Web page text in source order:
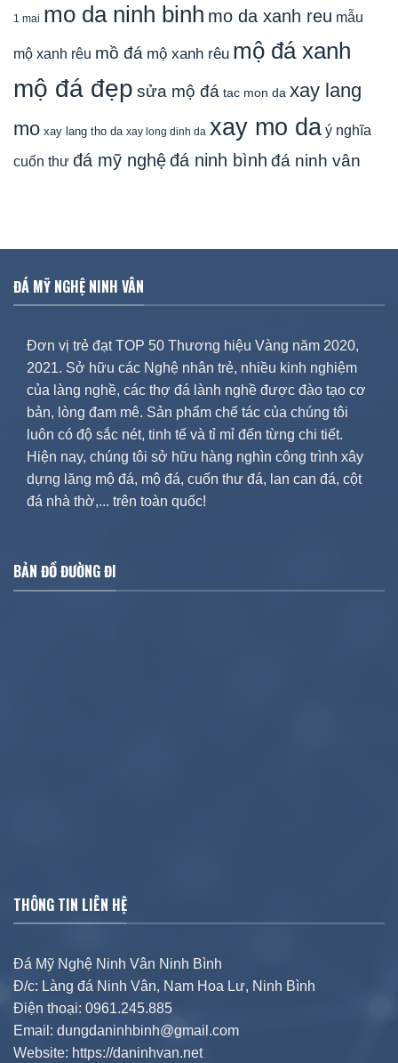
1 mai mo da ninh binh mo da xanh reu mẫu
mộ xanh rêu mồ đá mộ xanh rêu mộ đá xanh
mộ đá đẹp sửa mộ đá tac mon da xay lang
mo xay lang tho da xay long dinh da xay mo da ý nghĩa
cuốn thư đá mỹ nghệđá ninh bình đá ninh vân
ĐÁ MỸ NGHỆ NINH VÂN
Đơn vị trẻ đạt TOP 50 Thương hiệu Vàng năm 2020,
2021. Sở hữu các Nghệ nhân trẻ, nhiều kinh nghiệm
của làng nghề, các thợ đá lành nghề được đào tạo cơ
bản, lòng đam mê. Sản phẩm chế tác của chúng tôi
luôn có độ sắc nét, tinh tế và tỉ mỉ đến từng chi tiết.
Hiện nay, chúng tôi sở hữu hàng nghìn công trình xây
dựng lăng mộ đá, mộ đá, cuốn thư đá, lan can đá, cột
đá nhà thờ,... trên toàn quốc!
BẢN ĐỒ ĐƯỜNG ĐI
THÔNG TIN LIÊN HỆ
Đá Mỹ Nghệ Ninh Vân Ninh Bình
Đ/c: Làng đá Ninh Vân, Nam Hoa Lư, Ninh Bình
Điện thoại: 0961.245.885
Email: dungdaninhbinh@gmail.com
Website: https://daninhvan.net